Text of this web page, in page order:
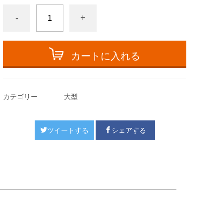
- +
カートに入れる
カテゴリー 大型
ツイートする シェアする